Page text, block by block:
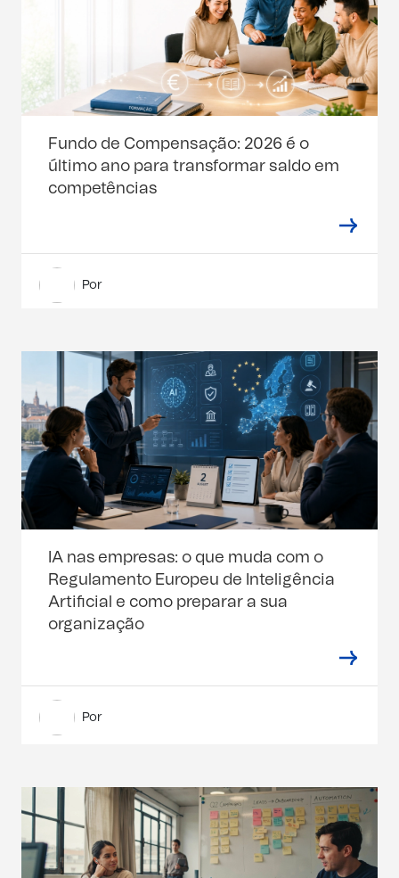
Fundo de Compensação: 2026 é o
último ano para transformar saldo em
competências
Por
IA nas empresas: o que muda com o
Regulamento Europeu de Inteligência
Artificial e como preparar a sua
organização
Por